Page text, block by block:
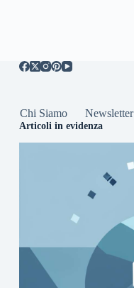
Chi Siamo Newsletter
Articoli in evidenza